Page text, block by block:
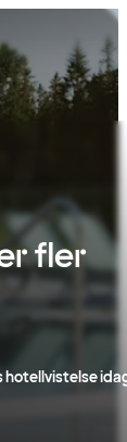
fler
hotellvistelse